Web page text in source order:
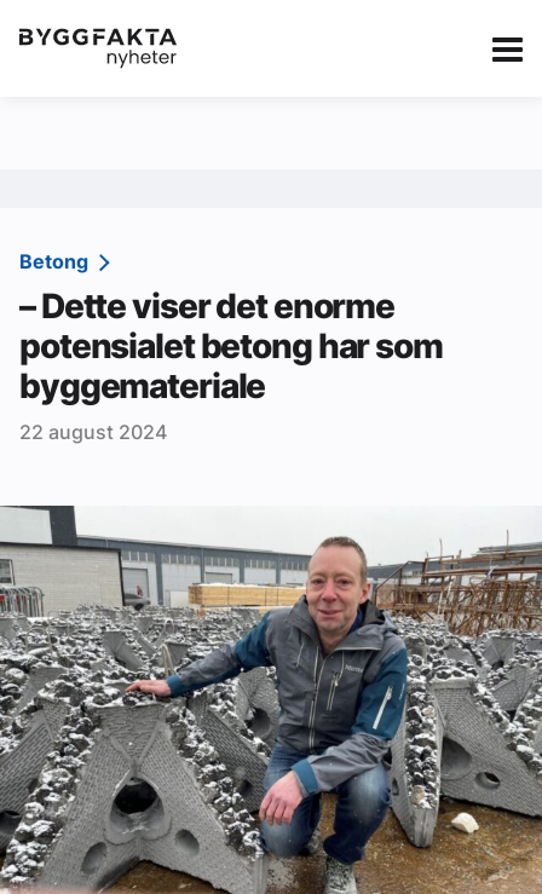
Kategorier Jobbmarkedet Annonsere i
Redaksjonen
Om Byggfakta
Annonsere
Abonnere
Tips oss
Ledige stillinger
eBlad
Aktivitetskalender
Bransjekommentar
Nyheter
Betong
– Dette viser det enorme
potensialet betong har som
byggemateriale
22 august 2024